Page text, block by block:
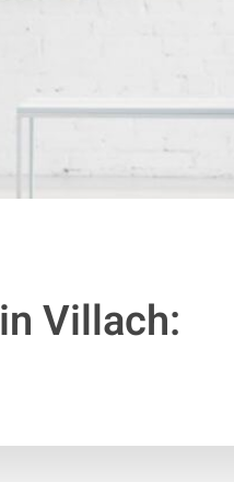
in Villach: